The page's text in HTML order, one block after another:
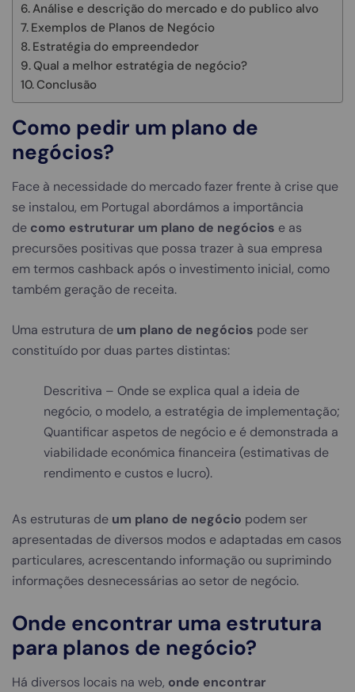
Análise e descrição do mercado e do publico alvo
Exemplos de Planos de Negócio
Estratégia do empreendedor
Qual a melhor estratégia de negócio?
Conclusão
Como pedir um plano de
negócios?
Face à necessidade do mercado fazer frente à crise que
se instalou, em Portugal abordámos a importância
de como estruturar um plano de negócios e as
precursões positivas que possa trazer à sua empresa
em termos cashback após o investimento inicial, como
também geração de receita.
Uma estrutura de um plano de negócios pode ser
constituído por duas partes distintas:
Descritiva – Onde se explica qual a ideia de
negócio, o modelo, a estratégia de implementação;
Quantificar aspetos de negócio e é demonstrada a
viabilidade económica financeira (estimativas de
rendimento e custos e lucro).
As estruturas de um plano de negócio podem ser
apresentadas de diversos modos e adaptadas em casos
particulares, acrescentando informação ou suprimindo
informações desnecessárias ao setor de negócio.
Onde encontrar uma estrutura
para planos de negócio?
Há diversos locais na web, onde encontrar